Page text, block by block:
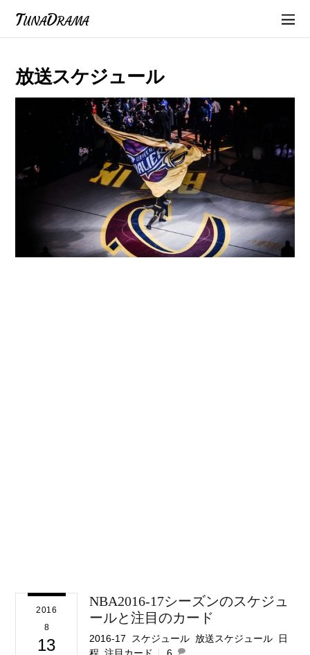
TunaDrama
放送スケジュール
2016
8
13
NBA2016-17シーズンのスケジュ
ールと注目のカード
2016-17 スケジュール ,放送スケジュール
日